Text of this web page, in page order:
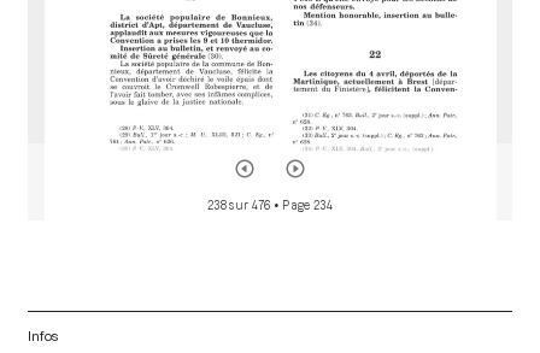
238 sur 476 • Page 234
Infos